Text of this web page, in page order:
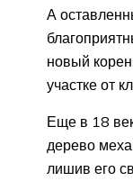
А
новый
участке от
Еще в 18
дерево
лишив его